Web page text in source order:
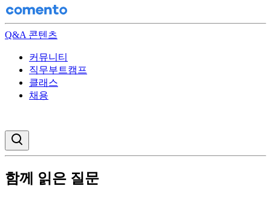
Q&A 콘텐츠
커뮤니티
직무부트캠프
클래스
채용
함께 읽은 질문